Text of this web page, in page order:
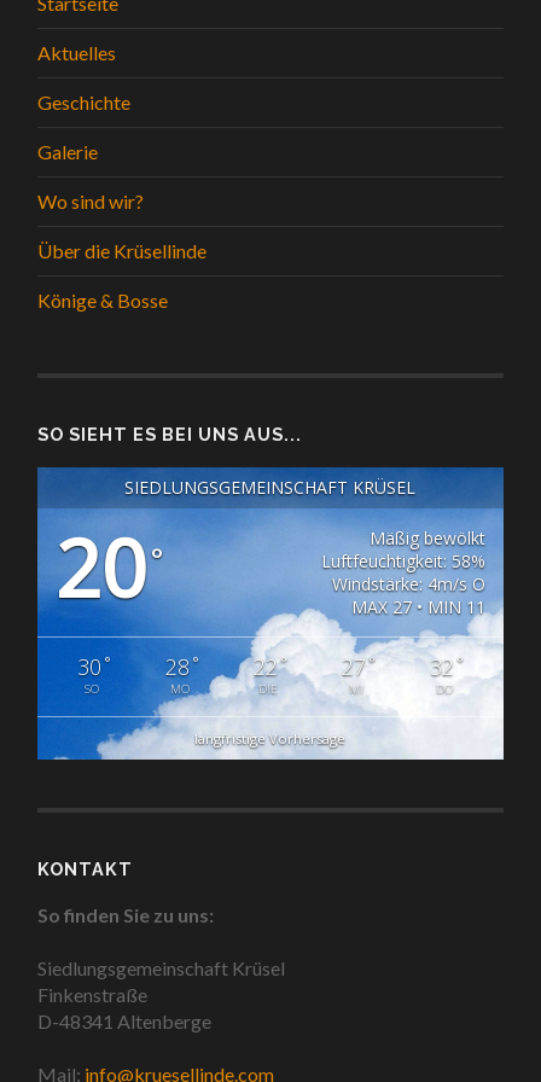
Aktuelles
Geschichte
Galerie
Wo sind wir?
Über die Krüsellinde
Könige & Bosse
SO SIEHT ES BEI UNS AUS...
SIEDLUNGSGEMEINSCHAFT KRÜSEL
20°
Mäßig bewölkt
Luftfeuchtigkeit: 58%
Windstärke: 4m/s O
MAX 27 • MIN 11
30°
SO
28°
MO
22°
DIE
27°
MI
32 °
DO
langfristige Vorhersage
KONTAKT
So finden Sie zu uns:
Siedlungsgemeinschaft Krüsel
Finkenstraße
D-48341 Altenberge
Mail: info@kruesellinde.com